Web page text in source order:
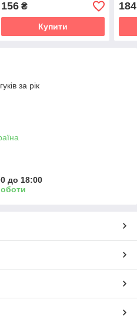
156₴
Купити
184
за рік
до 18:00